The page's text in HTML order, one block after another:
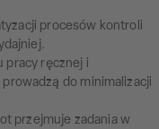
procesów kontroli
pracy ręcznej i
do minimalizacji
przejmuje zadania w